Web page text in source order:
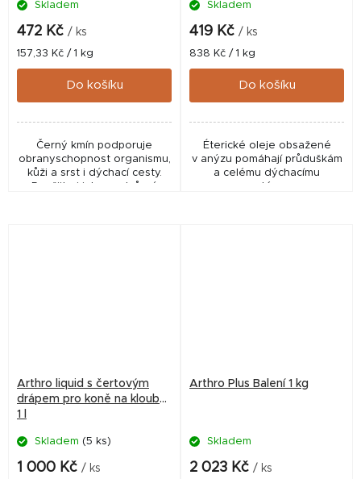
Skladem
472 Kč / ks
Měrná
cena:
157,33 Kč / 1 kg
Do košíku
Černý kmín podporuje
obranyschopnost organismu,
kůži a srst i dýchací cesty.
Skladem
419 Kč / ks
Měrná
cena:
838 Kč / 1 kg
Do košíku
Éterické oleje obsažené
v anýzu pomáhají průduškám
a celému dýchacímu
Arthro liquid s čertovým
drápem pro koně na klouby
1 l
Skladem (5 ks)
1 000 Kč / ks
Arthro Plus Balení 1 kg
Skladem
2 023 Kč / ks